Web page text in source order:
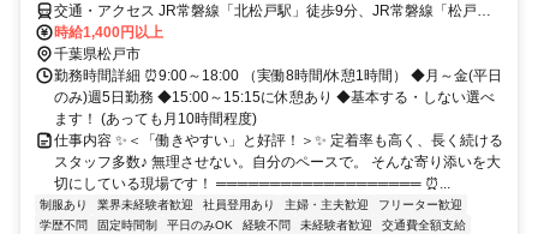
ンター(千葉)/BR26-0570409
交通・アクセス JR常磐線「北松戸駅」徒歩9分、JR常磐線「松戸
駅」徒歩24分★自転車通勤OK★交通費全額支給
時給1,400円以上
千葉県松戸市
勤務時間詳細 ⏰9:00～18:00 （実働8時間/休憩1時間） ◆月～金(平日
のみ)週5日勤務 ◆15:00～15:15に休憩あり ◆基本する・しない選べ
ます！ (あっても月10時間程度)
仕事内容 ✨＜「働きやすい」と好評！＞✨ 定着率も高く、長く続ける
スタッフ多数♪ 無理させない。自分のペースで。 そんな寄り添いを大
切にしている現場です！ ═══════════════════ ⏰...
制服あり 業界未経験者歓迎 社員登用あり 主婦・主夫歓迎
フリーター歓迎
学歴不問
固定時間制 平日のみOK 経験不問 未経験者歓迎
交通費全額支給